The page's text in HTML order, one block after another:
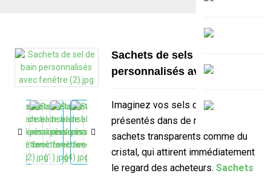
Sachets de sels de bain
personnalisés avec fenêtre
Imaginez vos sels de bain
présentés dans de magnifiques
sachets transparents comme du
cristal, qui attirent immédiatement
le regard des acheteurs. Sachets